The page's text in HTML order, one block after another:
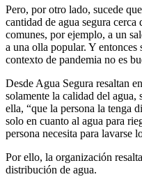
Pero, por otro lado, sucede
cantidad de agua segura cerca
comunes, por ejemplo, a un
a una olla popular. Y entonces
contexto de pandemia no es
Desde Agua Segura resaltan
solamente la calidad del agua,
ella, “que la persona la tenga
solo en cuanto al agua para
persona necesita para lavarse
Por ello, la organización
distribución de agua.